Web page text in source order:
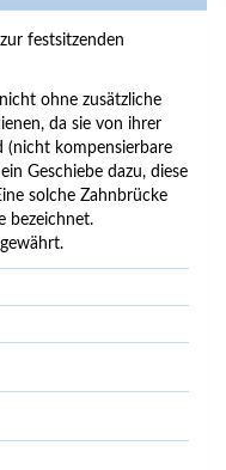
festsitzenden
ohne zusätzliche
da sie von ihrer
(nicht kompensierbare
Geschiebe dazu, diese
solche Zahnbrücke
bezeichnet.